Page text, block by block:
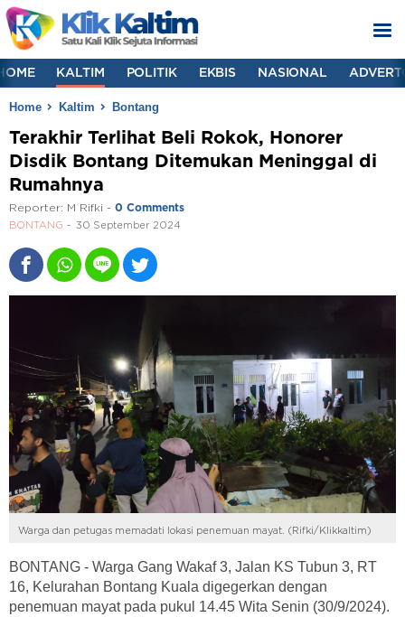
KALTIM POLITIK EKBIS NASIONAL
Home Kaltim Bontang
Terakhir Terlihat Beli Rokok, Honorer
Disdik Bontang Ditemukan Meninggal di
Rumahnya
Reporter: M Rifki - 0 Comments
BONTANG 30 September 2024
Warga dan petugas memadati lokasi penemuan mayat. (Rifki/Klikkaltim)
BONTANG - Warga Gang Wakaf 3, Jalan KS Tubun 3, RT
16, Kelurahan Bontang Kuala digegerkan dengan
penemuan mayat pada pukul 14.45 Wita Senin (30/9/2024).